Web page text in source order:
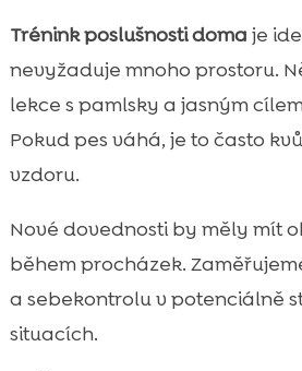
Trénink poslušnosti doma je
nevyžaduje mnoho prostoru.
lekce s pamlsky a jasným
Pokud pes váhá, je to často
vzdoru.
Nové dovednosti by měly mít
během procházek.
a sebekontrolu v potenciálně
situacích.